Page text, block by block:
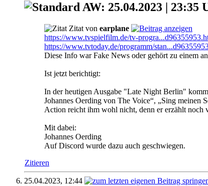
AW: 25.04.2023 |
Zitat von earplane
https://www.tvspielfilm.de/tv-
https://www.tvtoday.de/programm/
Diese Info war Fake News oder gehört zu einem
Ist jetzt berichtigt:
In der heutigen Ausgabe "Late Night Berlin"
Johannes Oerding von The Voice“, „Sing
Action reicht ihm wohl nicht, denn er erzählt noch
Mit dabei:
Johannes Oerding
Auf Discord wurde dazu auch geschwiegen.
Zitieren
25.04.2023, 12:44